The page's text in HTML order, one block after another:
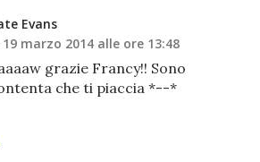
Evans
19 marzo 2014 alle ore 13:48
grazie Francy!! Sono
che ti piaccia *--*